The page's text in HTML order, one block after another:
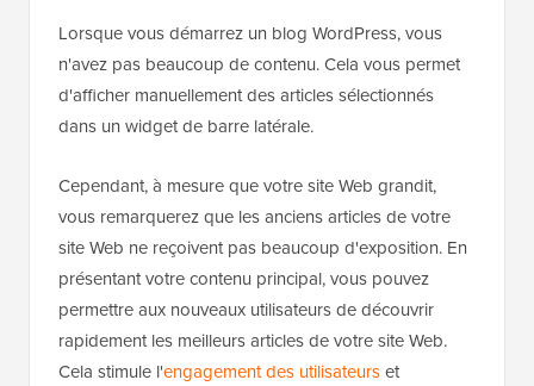
Lorsque vous démarrez un blog WordPress, vous
n'avez pas beaucoup de contenu. Cela vous permet
d'afficher manuellement des articles sélectionnés
dans un widget de barre latérale.
Cependant, à mesure que votre site Web grandit,
vous remarquerez que les anciens articles de votre
site Web ne reçoivent pas beaucoup d'exposition. En
présentant votre contenu principal, vous pouvez
permettre aux nouveaux utilisateurs de découvrir
rapidement les meilleurs articles de votre site Web.
Cela stimule l'engagement des utilisateurset